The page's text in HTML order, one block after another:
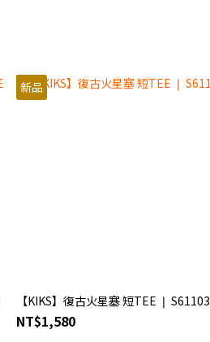
新品
【KIKS】復古火星塞 短TEE ❘ S61103
NT$1,580